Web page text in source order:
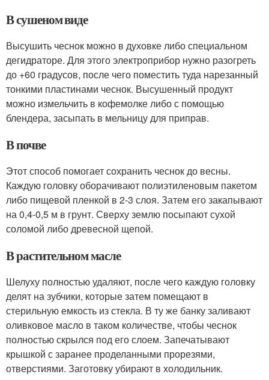
В сушеном виде
Высушить чеснок можно в духовке либо специальном
дегидраторе. Для этого электроприбор нужно разогреть
до +60 градусов, после чего поместить туда нарезанный
тонкими пластинами чеснок. Высушенный продукт
можно измельчить в кофемолке либо с помощью
блендера, засыпать в мельницу для приправ.
В почве
Этот способ помогает сохранить чеснок до весны.
Каждую головку оборачивают полиэтиленовым пакетом
либо пищевой пленкой в 2-3 слоя. Затем его закапывают
на 0,4-0,5 м в грунт. Сверху землю посыпают сухой
соломой либо древесной щепой.
В растительном масле
Шелуху полностью удаляют, после чего каждую головку
делят на зубчики, которые затем помещают в
стерильную емкость из стекла. В ту же банку заливают
оливковое масло в таком количестве, чтобы чеснок
полностью скрылся под его слоем. Запечатывают
крышкой с заранее проделанными прорезями,
отверстиями. Заготовку убирают в холодильник.